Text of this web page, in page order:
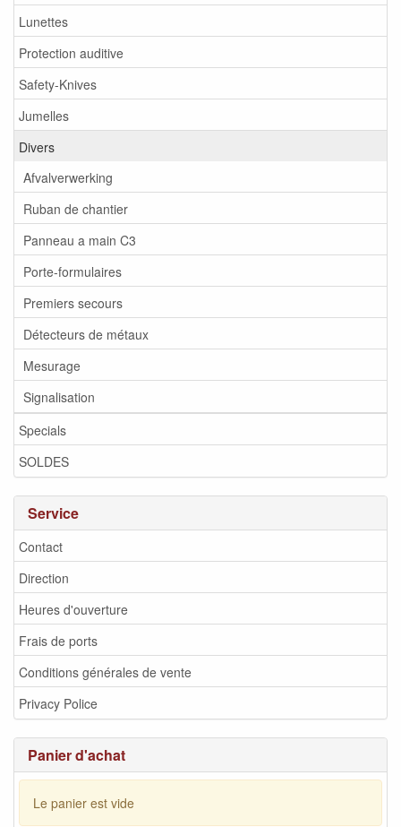
Lunettes
Protection auditive
Safety-Knives
Jumelles
Divers
Afvalverwerking
Ruban de chantier
Panneau a main C3
Porte-formulaires
Premiers secours
Détecteurs de métaux
Mesurage
Signalisation
Specials
SOLDES
Service
Contact
Direction
Heures d'ouverture
Frais de ports
Conditions générales de vente
Privacy Police
Panier d'achat
Le panier est vide